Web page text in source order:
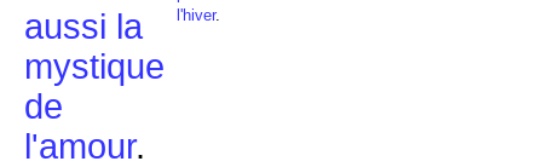
aussi la
mystique
de
l'amour.
l'hiver.